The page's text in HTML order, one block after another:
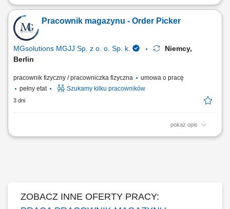
Zadania: Manualne zbieranie artykułów i tworzenie zestawów
wysyłkowych zgodnie z dokumentacją zamówienia. Kondycjonowanie
produktów, układanie ich w kartonach oraz przygotowywanie do
ostatecznego transportu. Wprowadzanie danych produktowych za
pomocą terminali ręcznych i skanerów...
Pracownik magazynu - Order Picker
MGsolutions MGJJ Sp. z o. o. Sp. k.
Niemcy,
Berlin
pracownik fizyczny / pracowniczka fizyczna
umowa o pracę
pełny etat
Szukamy kilku pracowników
3 dni
pokaż opis
Opis stanowiska Realizacja / kompletowanie zamówień (możliwość
ZOBACZ INNE OFERTY PRACY: